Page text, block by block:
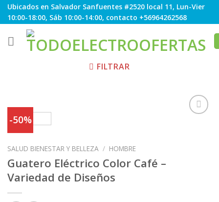
Skip
to
content
Ubicados en Salvador Sanfuentes #2520 local 11, Lun-Vier
10:00-18:00, Sáb 10:00-14:00, contacto +56964262568
FILTRAR
-50%
SALUD BIENESTAR Y BELLEZA / HOMBRE
Guatero Eléctrico Color Café –
Variedad de Diseños